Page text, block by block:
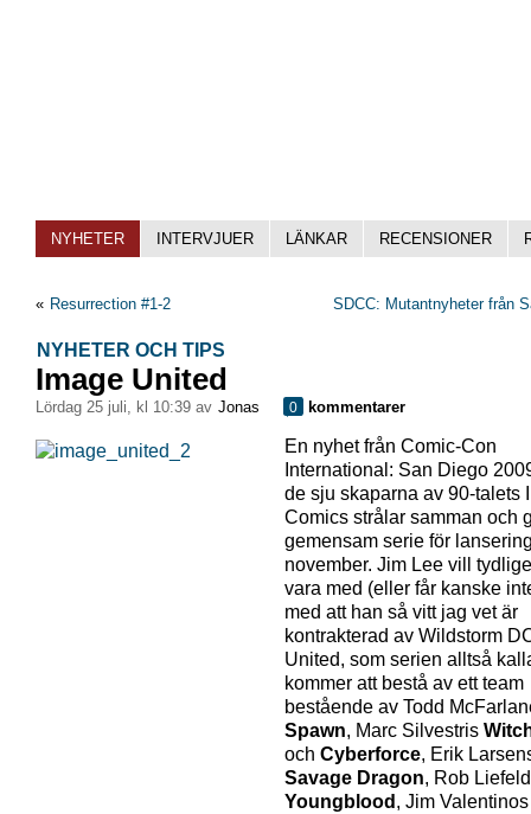
NYHETER INTERVJUER LÄNKAR RECENSIONER
« Resurrection #1-2 SDCC: Mutantnyheter från
NYHETER OCH TIPS
Image United
lördag 25 juli, kl 10:39 av Jonas 0 kommentarer
En nyhet från Comic-Con
International: San Diego
de sju skaparna av 90-talets
Comics strålar samman och
gemensam serie för
november. Jim Lee vill
vara med (eller får kanske
med att han så vitt jag vet är
kontrakterad av Wildstorm
United, som serien alltså
kommer att bestå av ett team
bestående av Todd
Spawn, Marc Silvestris
och Cyberforce, Erik
Savage Dragon, Rob
Youngblood , Jim Valentinos